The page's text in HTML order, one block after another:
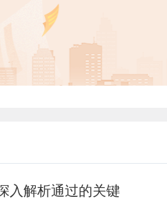
入解析通过的关键